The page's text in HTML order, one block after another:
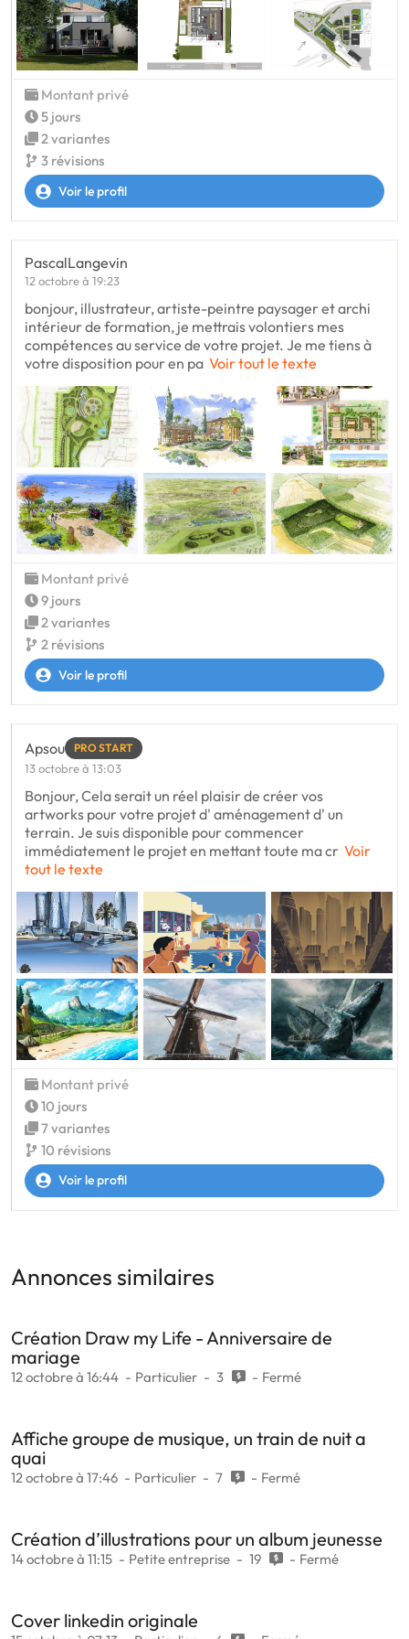
Montant privé
5 jours
2 variantes
3 révisions
Voir le profil
PascalLangevin
12 octobre à 19:23
bonjour, illustrateur, artiste-peintre paysager et archi
intérieur de formation, je mettrais volontiers mes
compétences au service de votre projet. Je me tiens à
votre disposition pour en pa Voir tout le texte
Montant privé
9 jours
2 variantes
2 révisions
Voir le profil
Apsou PRO START
13 octobre à 13:03
Bonjour, Cela serait un réel plaisir de créer vos
artworks pour votre projet d' aménagement d' un
terrain. Je suis disponible pour commencer
immédiatement le projet en mettant toute ma cr Voir
tout le texte
Montant privé
10 jours
7 variantes
10 révisions
Voir le profil
Annonces similaires
Création Draw my Life - Anniversaire de
mariage
12 octobre à 16:44 Particulier 3 Fermé
Affiche groupe de musique, un train de nuit a
quai
12 octobre à 17:46 Particulier 7 Fermé
Création d’illustrations pour un album jeunesse
14 octobre à 11:15 Petite entreprise 19 Fermé
Cover linkedin originale